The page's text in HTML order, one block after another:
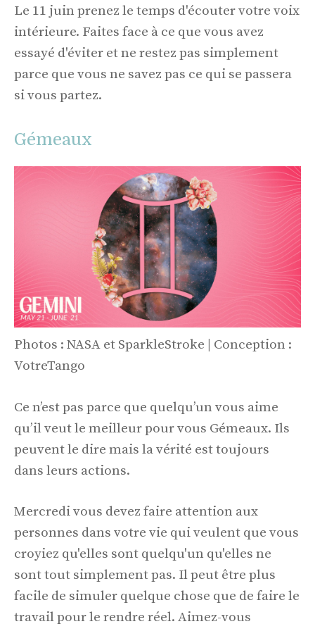
Le 11 juin prenez le temps d'écouter votre voix
intérieure. Faites face à ce que vous avez
essayé d'éviter et ne restez pas simplement
parce que vous ne savez pas ce qui se passera
si vous partez.
Gémeaux
Photos : NASA et SparkleStroke | Conception :
VotreTango
Ce n’est pas parce que quelqu’un vous aime
qu’il veut le meilleur pour vous Gémeaux. Ils
peuvent le dire mais la vérité est toujours
dans leurs actions.
Mercredi vous devez faire attention aux
personnes dans votre vie qui veulent que vous
croyiez qu'elles sont quelqu'un qu'elles ne
sont tout simplement pas. Il peut être plus
facile de simuler quelque chose que de faire le
travail pour le rendre réel. Aimez-vous